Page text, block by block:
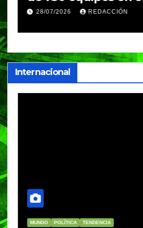
Festival Máster de
28/07/2026 REDACCIÓN
Internacional
MUNDO POLÍTICA TENDENCIA